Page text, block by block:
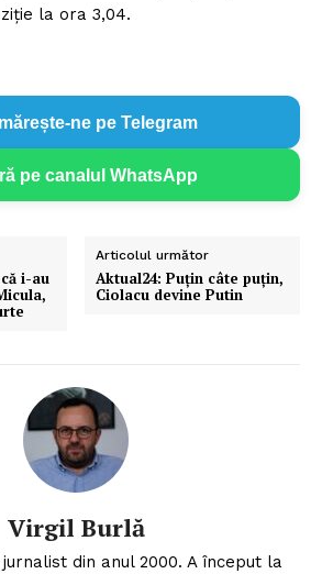
la ora 3,04.
ne pe Telegram
pe canalul WhatsApp
i-au
Articolul următor
Aktual24: Puțin câte puțin,
Ciolacu devine Putin
Virgil Burlă
din anul 2000. A început la